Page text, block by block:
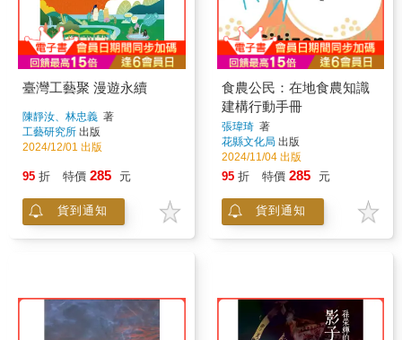
臺灣工藝聚 漫遊永續
陳靜汝、林忠義 著
工藝研究所 出版
2024/12/01 出版
95 折 特價 285 元
貨到通知
食農公民：在地食農知識
建構行動手冊
張瑋琦著
花縣文化局 出版
2024/11/04 出版
95 折 特價 285 元
貨到通知